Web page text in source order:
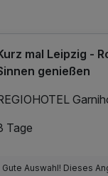
mal Leipzig -
genießen
Tage
Gute Auswahl! Dieses